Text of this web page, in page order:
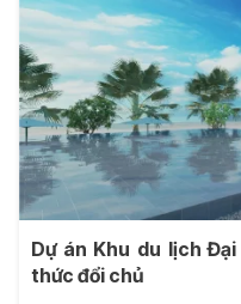
Dự án Khu du lịch
thức đổi chủ